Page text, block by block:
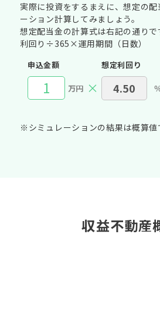
実際に投資をするまえに、想定の
ーション計算してみましょう。
想定配当金の計算式は右記の通り
利回り÷365×運用期間（日数）
申込金額
万円 ×
想定利回り
※シミュレーションの結果は概算値
収益不動産